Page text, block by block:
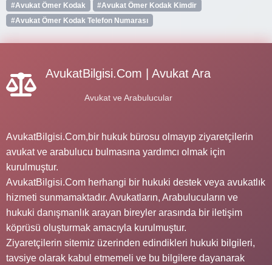
#Avukat Ömer Kodak
#Avukat Ömer Kodak Kimdir
#Avukat Ömer Kodak Telefon Numarası
AvukatBilgisi.Com | Avukat Ara
Avukat ve Arabulucular
AvukatBilgisi.Com,bir hukuk bürosu olmayıp ziyaretçilerin
avukat ve arabulucu bulmasına yardımcı olmak için
kurulmuştur.
AvukatBilgisi.Com herhangi bir hukuki destek veya avukatlık
hizmeti sunmamaktadır. Avukatların, Arabulucuların ve
hukuki danışmanlık arayan bireyler arasında bir iletişim
köprüsü oluşturmak amacıyla kurulmuştur.
Ziyaretçilerin sitemiz üzerinden edindikleri hukuki bilgileri,
tavsiye olarak kabul etmemeli ve bu bilgilere dayanarak